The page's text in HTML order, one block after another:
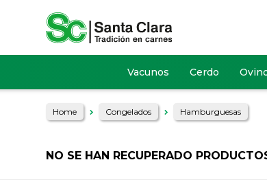
Vacunos Cerdo
Home Congelados Hamburguesas
NO SE HAN RECUPERADO